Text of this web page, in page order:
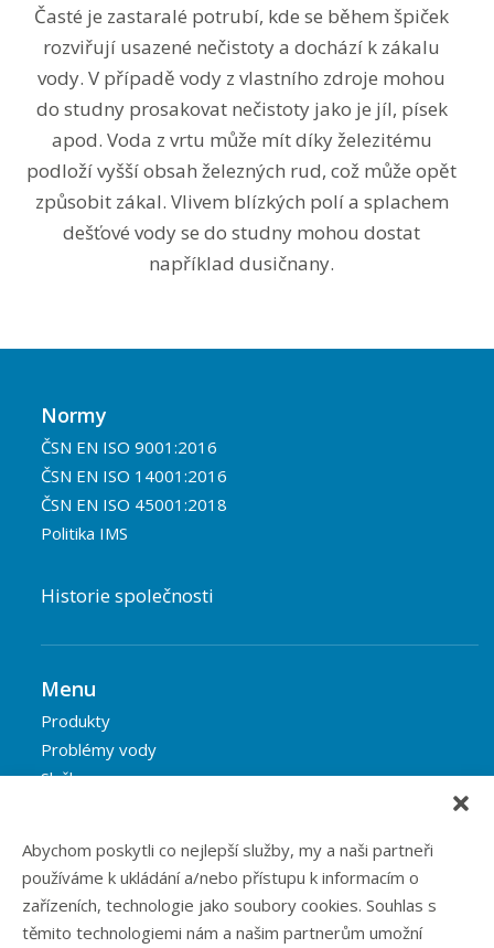
Abychom poskytli co nejlepší služby, my a naši partneři
používáme k ukládání a/nebo přístupu k informacím o
zařízeních, technologie jako soubory cookies. Souhlas s
těmito technologiemi nám a našim partnerům umožní
Časté je zastaralé potrubí, kde se během špiček
rozviřují usazené nečistoty a dochází k zákalu
vody. V případě vody z vlastního zdroje mohou
do studny prosakovat nečistoty jako je jíl, písek
apod. Voda z vrtu může mít díky železitému
podloží vyšší obsah železných rud, což může opět
způsobit zákal. Vlivem blízkých polí a splachem
dešťové vody se do studny mohou dostat
například dusičnany.
Normy
ČSN EN ISO 9001:2016
ČSN EN ISO 14001:2016
ČSN EN ISO 45001:2018
Politika IMS
Historie společnosti
Menu
Produkty
Problémy vody
Služby
Eshop
Kontakt